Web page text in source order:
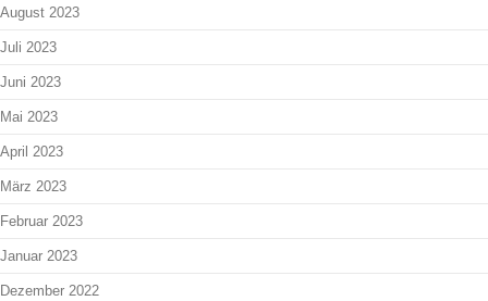
August 2023
Juli 2023
Juni 2023
Mai 2023
April 2023
März 2023
Februar 2023
Januar 2023
Dezember 2022